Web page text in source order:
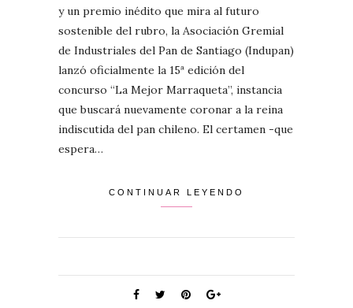
y un premio inédito que mira al futuro
sostenible del rubro, la Asociación Gremial
de Industriales del Pan de Santiago (Indupan)
lanzó oficialmente la 15ª edición del
concurso “La Mejor Marraqueta”, instancia
que buscará nuevamente coronar a la reina
indiscutida del pan chileno. El certamen -que
espera…
CONTINUAR LEYENDO